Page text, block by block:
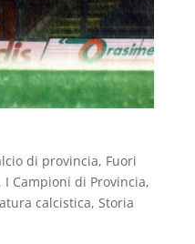
di provincia, Fuori
, I Campioni di Provincia,
calcistica, Storia